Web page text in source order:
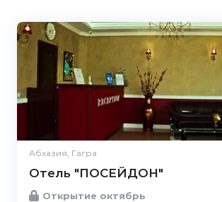
Абхазия, Гагра
Отель "ПОСЕЙДОН"
Открытие октябрь